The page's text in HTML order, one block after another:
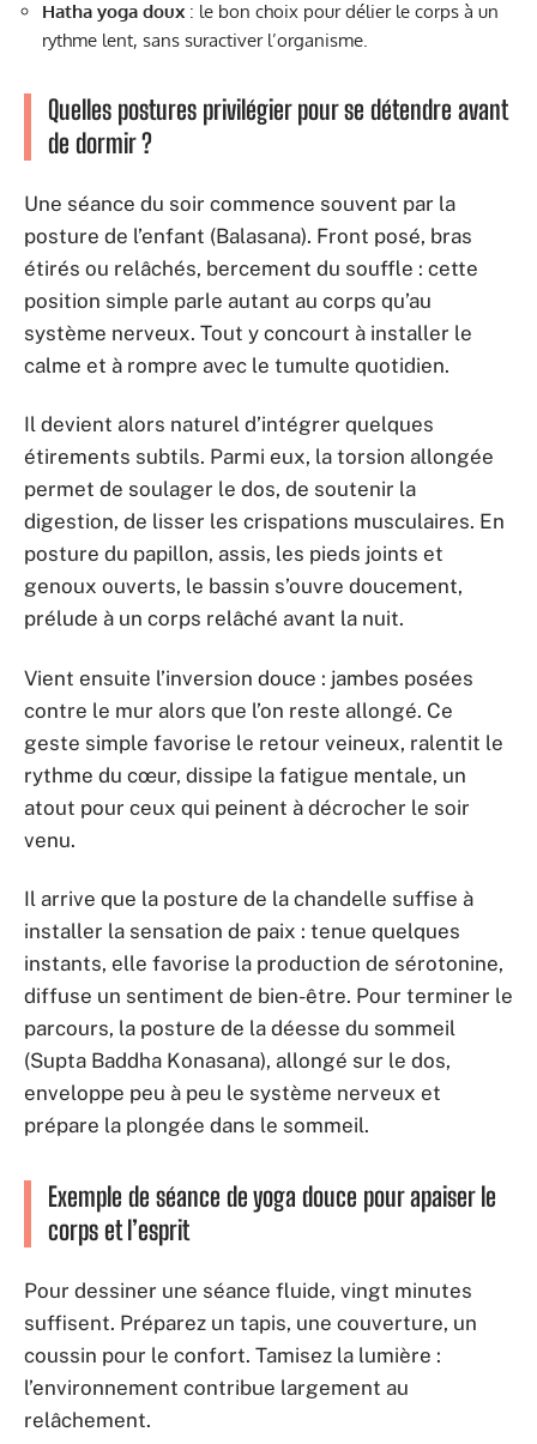
Hatha yoga doux : le bon choix pour délier le corps à un
rythme lent, sans suractiver l’organisme.
Quelles postures privilégier pour se détendre avant
de dormir ?
Une séance du soir commence souvent par la
posture de l’enfant (Balasana). Front posé, bras
étirés ou relâchés, bercement du souffle : cette
position simple parle autant au corps qu’au
système nerveux. Tout y concourt à installer le
calme et à rompre avec le tumulte quotidien.
Il devient alors naturel d’intégrer quelques
étirements subtils. Parmi eux, la torsion allongée
permet de soulager le dos, de soutenir la
digestion, de lisser les crispations musculaires. En
posture du papillon, assis, les pieds joints et
genoux ouverts, le bassin s’ouvre doucement,
prélude à un corps relâché avant la nuit.
Vient ensuite l’inversion douce : jambes posées
contre le mur alors que l’on reste allongé. Ce
geste simple favorise le retour veineux, ralentit le
rythme du cœur, dissipe la fatigue mentale, un
atout pour ceux qui peinent à décrocher le soir
venu.
Il arrive que la posture de la chandelle suffise à
installer la sensation de paix : tenue quelques
instants, elle favorise la production de sérotonine,
diffuse un sentiment de bien-être. Pour terminer le
parcours, la posture de la déesse du sommeil
(Supta Baddha Konasana), allongé sur le dos,
enveloppe peu à peu le système nerveux et
prépare la plongée dans le sommeil.
Exemple de séance de yoga douce pour apaiser le
corps et l’esprit
Pour dessiner une séance fluide, vingt minutes
suffisent. Préparez un tapis, une couverture, un
coussin pour le confort. Tamisez la lumière :
l’environnement contribue largement au
relâchement.